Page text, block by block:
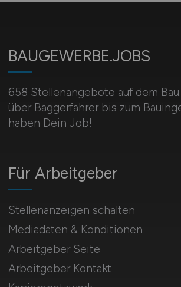
BAUGEWERBE.JOBS
658 Stellenangebote auf dem
über Baggerfahrer bis zum
haben Dein Job!
Für Arbeitgeber
Stellenanzeigen schalten
Mediadaten & Konditionen
Arbeitgeber Seite
Arbeitgeber Kontakt